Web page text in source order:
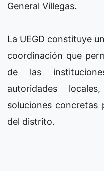
General Villegas.
La UEGD constituye
coordinación que
de las
autoridades
soluciones concretas
del distrito.